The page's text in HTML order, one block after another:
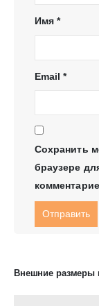
Имя*
Email*
Сохранить
браузере
Внешние размеры